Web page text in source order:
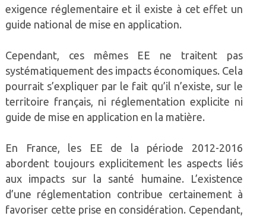
exigence réglementaire et il existe à cet effet un
guide national de mise en application.
Cependant, ces mêmes EE ne traitent pas
systématiquement des impacts économiques. Cela
pourrait s’expliquer par le fait qu’il n’existe, sur le
territoire français, ni réglementation explicite ni
guide de mise en application en la matière.
En France, les EE de la période 2012-2016
abordent toujours explicitement les aspects liés
aux impacts sur la santé humaine. L’existence
d’une réglementation contribue certainement à
favoriser cette prise en considération. Cependant,